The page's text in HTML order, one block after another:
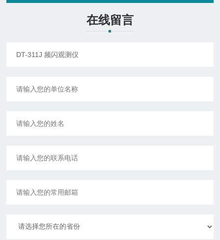
在线留言